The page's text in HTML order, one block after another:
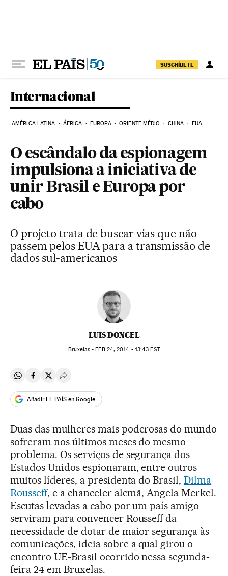
SUSCRÍBETE
Internacional
AMÉRICA LATINA ÁFRICA EUROPA ORIENTE MÉDIO CHINA EUA
O escândalo da espionagem
impulsiona a iniciativa de
unir Brasil e Europa por
cabo
O projeto trata de buscar vias que não
passem pelos EUA para a transmissão de
dados sul-americanos
LUIS DONCEL
Bruxelas -FEB24, 2014 - 13:43 EST
Compartir en Whatsapp
Compartir en Facebook
Compartir en Twitter
Desplegar Redes Sociales
Añadir EL PAÍS en Google
Duas das mulheres mais poderosas do mundo
sofreram nos últimos meses do mesmo
problema. Os serviços de segurança dos
Estados Unidos espionaram, entre outros
muitos líderes, a presidenta do Brasil,Dilma
Rousseff, e a chanceler alemã, Angela Merkel.
Escutas levadas a cabo por um país amigo
serviram para convencer Rousseff da
necessidade de dotar de maior segurança às
comunicações, ideia sobre a qual girou o
encontro UE-Brasil ocorrido nessa segunda-
feira 24 em Bruxelas.